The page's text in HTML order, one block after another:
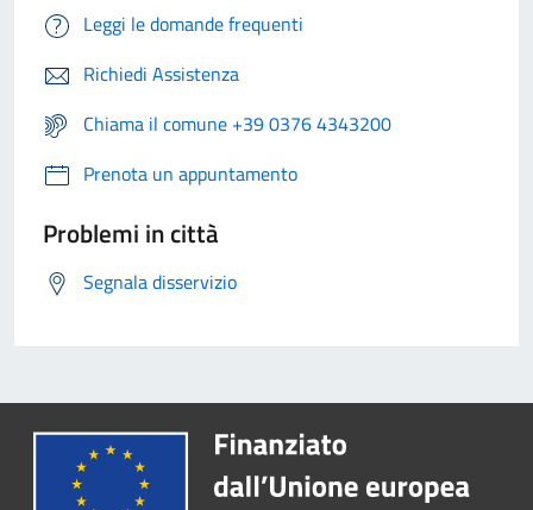
Leggi le domande frequenti
Richiedi Assistenza
Chiama il comune +39 0376 4343200
Prenota un appuntamento
Problemi in città
Segnala disservizio